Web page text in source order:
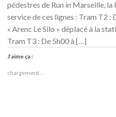
pédestres de Run in Marseille,
service de ces lignes : Tram T2 :
« Arenc Le Silo » déplacé à la
Tram T3 : De 5h00 à […]
J’aime ça :
chargement…